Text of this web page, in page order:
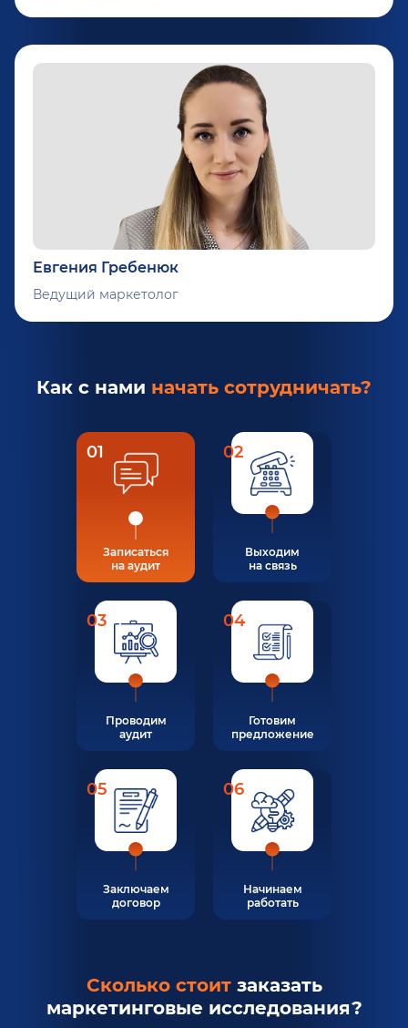
Евгения Гребенюк
Ведущий маркетолог
Как с нами начать сотрудничать?
01
Записаться
на аудит
02
Выходим
на связь
03
Проводим
аудит
04
Готовим
предложение
05
Заключаем
договор
06
Начинаем
работать
Сколько стоитзаказать
маркетинговые исследования?